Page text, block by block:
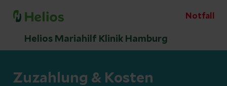
Notfall
Helios Mariahilf Klinik Hamburg
Zuzahlung & Kosten